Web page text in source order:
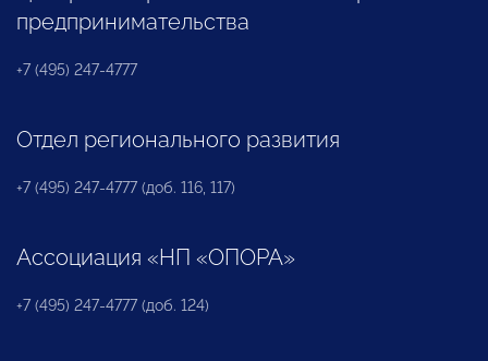
предпринимательства
+7 (495) 247-4777
Отдел регионального развития
+7 (495) 247-4777 (доб. 116, 117)
Ассоциация «НП «ОПОРА»
+7 (495) 247-4777 (доб. 124)